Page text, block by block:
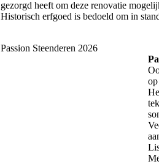
gezorgd heeft om deze renovatie
Historisch erfgoed is bedoeld om in
Passion Steenderen 2026